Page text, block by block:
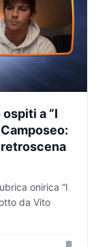
a “I
retroscena
onirica “I
da Vito